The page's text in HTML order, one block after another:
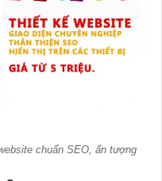
chuẩn SEO, ấn tượng